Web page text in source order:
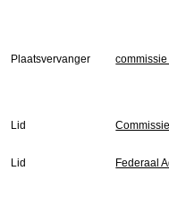
Plaatsvervanger
Lid
Lid Federaal